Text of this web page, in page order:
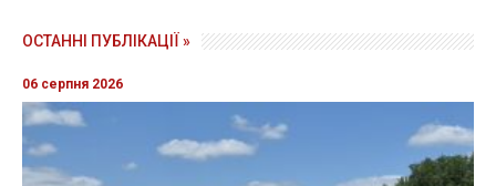
ОСТАННІ ПУБЛІКАЦІЇ »
06 серпня 2026